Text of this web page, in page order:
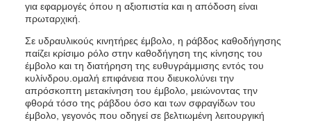
για εφαρμογές όπου η αξιοπιστία και η απόδοση είναι
πρωταρχική.
Σε υδραυλικούς κινητήρες έμβολο, η ράβδος καθοδήγησης
παίζει κρίσιμο ρόλο στην καθοδήγηση της κίνησης του
έμβολο και τη διατήρηση της ευθυγράμμισης εντός του
κυλίνδρου.ομαλή επιφάνεια που διευκολύνει την
απρόσκοπτη μετακίνηση του έμβολο, μειώνοντας την
φθορά τόσο της ράβδου όσο και των σφραγίδων του
έμβολο, γεγονός που οδηγεί σε βελτιωμένη λειτουργική